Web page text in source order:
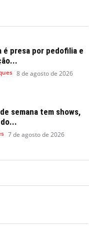
é presa por pedofilia e
8 de agosto de 2026
semana tem shows,
7 de agosto de 2026